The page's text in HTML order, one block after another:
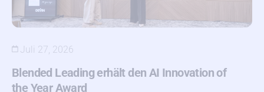
Juli 27, 2026
Blended Leading erhält den AI Innovation of
the Year Award